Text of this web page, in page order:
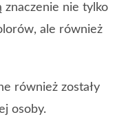
znaczenie nie tylko
ale również
również zostały
osoby.